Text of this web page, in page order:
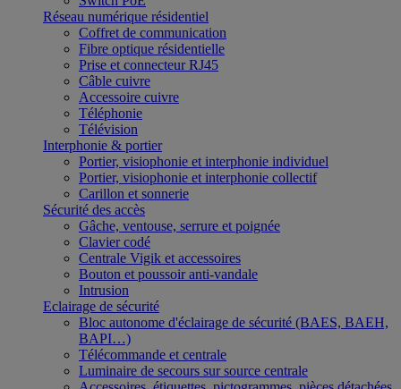
Réseau numérique résidentiel
Coffret de communication
Fibre optique résidentielle
Prise et connecteur RJ45
Câble cuivre
Accessoire cuivre
Téléphonie
Télévision
Interphonie & portier
Portier, visiophonie et interphonie individuel
Portier, visiophonie et interphonie collectif
Carillon et sonnerie
Sécurité des accès
Gâche, ventouse, serrure et poignée
Clavier codé
Centrale Vigik et accessoires
Bouton et poussoir anti-vandale
Intrusion
Eclairage de sécurité
Bloc autonome d'éclairage de sécurité (BAES, BAEH,
BAPI…)
Télécommande et centrale
Luminaire de secours sur source centrale